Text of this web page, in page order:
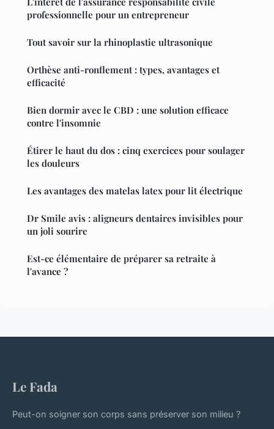
professionnelle pour un entrepreneur
Tout savoir sur la rhinoplastie ultrasonique
Orthèse anti-ronflement : types, avantages et
efficacité
Bien dormir avec le CBD : une solution efficace
contre l'insomnie
Étirer le haut du dos : cinq exercices pour soulager
les douleurs
Les avantages des matelas latex pour lit électrique
Dr Smile avis : aligneurs dentaires invisibles pour
un joli sourire
Est-ce élémentaire de préparer sa retraite à
l'avance ?
Le Fada
Peut-on soigner son corps sans préserver son milieu ?